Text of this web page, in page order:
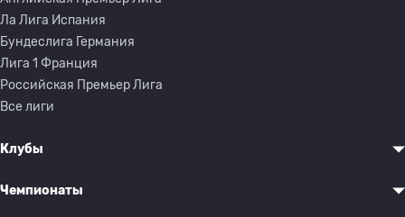
Ла Лига Испания
Бундеслига Германия
Лига 1 Франция
Российская Премьер Лига
Все лиги
Клубы
Чемпионаты